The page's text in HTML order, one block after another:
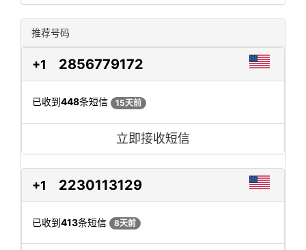
推荐号码
+1 2856779172
已收到448条短信 15天前
立即接收短信
+1 2230113129
已收到413条短信 8天前